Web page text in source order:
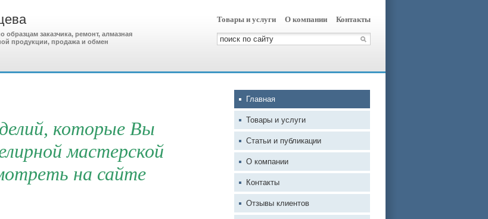
заказчика, ремонт, алмазная
продукции, продажа и обмен
Товары и услуги О компании Контакты
которые Вы
мастерской
на сайте
Главная
Товары и услуги
Статьи и публикации
О компании
Контакты
Отзывы клиентов